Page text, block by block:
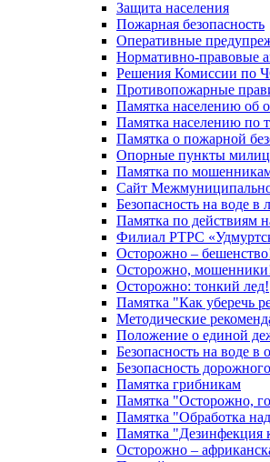
Защита населения
Пожарная безопасность
Оперативные
Нормативно-правовые
Решения Комиссии по
Противопожарные
Памятка населению об
Памятка населению по
Памятка о пожарной
Опорные пункты
Памятка по
Сайт
Безопасность на воде в
Памятка по действиям
Филиал РТРС
Осторожно –
Осторожно,
Осторожно: тонкий лед!
Памятка "Как уберечь
Методические
Положение о единой
Безопасность на воде
Безопасность
Памятка грибникам
Памятка "Осторожно,
Памятка "Обработка
Памятка "Дезинфекция
Осторожно –